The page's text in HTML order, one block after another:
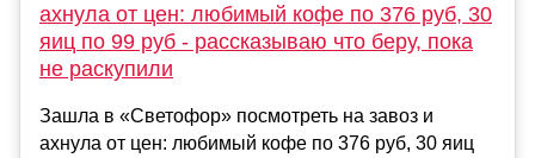
ахнула от цен: любимый кофе по 376 руб, 30
яиц по 99 руб - рассказываю что беру, пока
не раскупили
Зашла в «Светофор» посмотреть на завоз и
ахнула от цен: любимый кофе по 376 руб, 30 яиц